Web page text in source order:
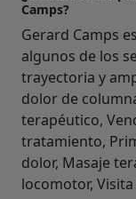
Camps?
Gerard Camps
algunos de los
trayectoria y
dolor de
terapéutico,
tratamiento,
dolor, Masaje
locomotor,